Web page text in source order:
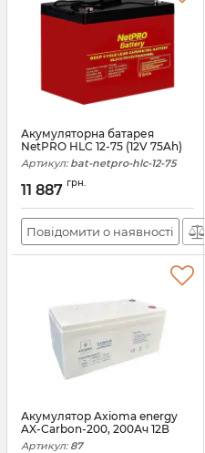
Акумуляторна батарея
NetPRO HLC 12-75 (12V 75Ah)
Артикул: bat-netpro-hlc-12-75
11 887 грн.
Повідомити о наявності
Акумулятор Axioma energy
AX-Carbon-200, 200Ач 12В
Артикул: 87